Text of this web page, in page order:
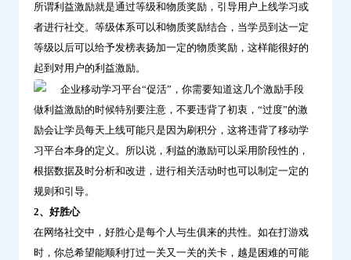
所谓利益激励就是通过等级和物质奖励，引导用户上线学习或
者进行社交。等级体系可以和物质奖励结合，当学员到达一定
等级以后可以给予发榜表扬加一定的物质奖励，这样能很好的
起到对用户的利益激励。
做利益激励的时候特别要注意，不要违背了初衷，“过度”的激
励会让学员每天上线可能只是因为刷积分，这将违背了移动学
习平台本身的定义。所以说，利益的激励可以采用阶段性的，
根据数据及时分析和改进，进行相关活动时也可以制定一定的
规则和引导。
2、好胜心
在网络社交中，好胜心是每个人与生俱来的共性。如在打游戏
时，你总希望能顺利打过一关又一关的关卡，越是困难的可能